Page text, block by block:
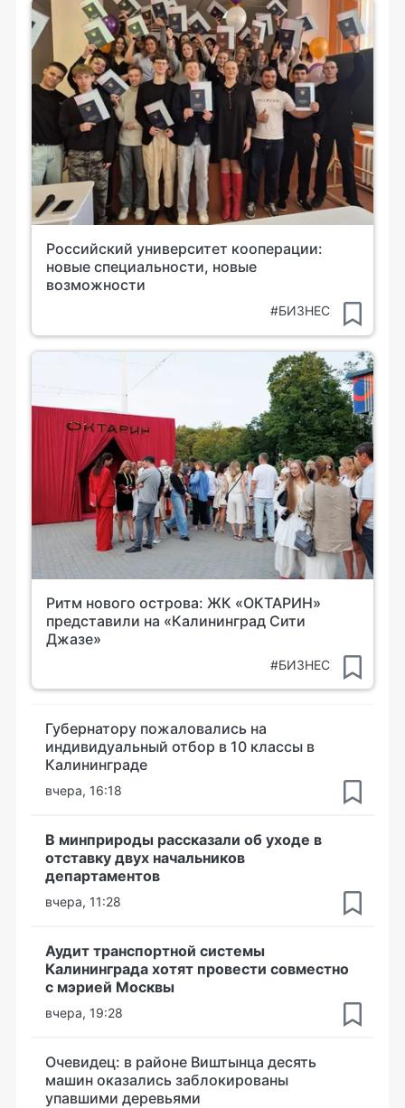
Российский университет кооперации:
новые специальности, новые
возможности
#БИЗНЕС
Ритм нового острова: ЖК «ОКТАРИН»
представили на «Калининград Сити
Джазе»
#БИЗНЕС
Губернатору пожаловались на
индивидуальный отбор в 10 классы в
Калининграде
вчера, 16:18
В минприроды рассказали об уходе в
отставку двух начальников
департаментов
вчера, 11:28
Аудит транспортной системы
Калининграда хотят провести совместно
с мэрией Москвы
вчера, 19:28
Очевидец: в районе Виштынца десять
машин оказались заблокированы
упавшими деревьями